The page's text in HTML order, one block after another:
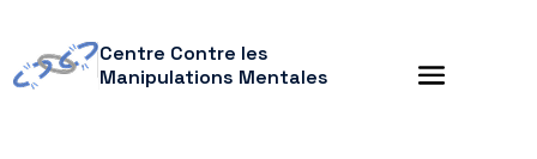
Centre Contre les
Manipulations Mentales